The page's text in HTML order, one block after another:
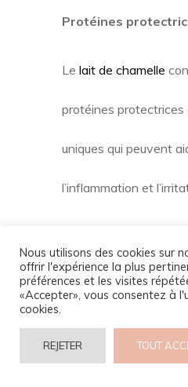
Protéines
Le lait de chamelle
protéines
uniques qui peuvent
l’inflammation et
Les acides alpha-
particulier l’acide
doucement et
Nous utilisons des cookies sur
offrir l'expérience la plus
préférences et les visites
«Accepter», vous consentez à
cookies.
REJETER TOUT